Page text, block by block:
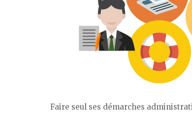
Faire seul ses démarches